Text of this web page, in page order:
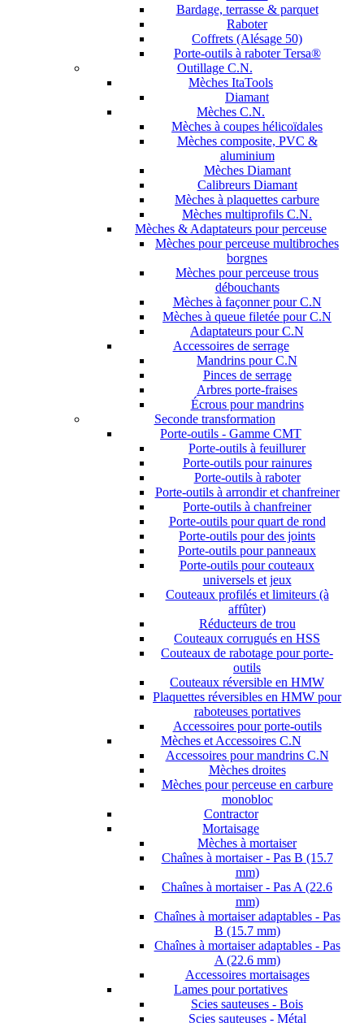
Bardage, terrasse & parquet
Raboter
Coffrets (Alésage 50)
Porte-outils à raboter Tersa®
Outillage C.N.
Mèches ItaTools
Diamant
Mèches C.N.
Mèches à coupes hélicoïdales
Mèches composite, PVC &
aluminium
Mèches Diamant
Calibreurs Diamant
Mèches à plaquettes carbure
Mèches multiprofils C.N.
Mèches & Adaptateurs pour perceuse
Mèches pour perceuse multibroches
borgnes
Mèches pour perceuse trous
débouchants
Mèches à façonner pour C.N
Mèches à queue filetée pour C.N
Adaptateurs pour C.N
Accessoires de serrage
Mandrins pour C.N
Pinces de serrage
Arbres porte-fraises
Écrous pour mandrins
Seconde transformation
Porte-outils - Gamme CMT
Porte-outils à feuillurer
Porte-outils pour rainures
Porte-outils à raboter
Porte-outils à arrondir et chanfreiner
Porte-outils à chanfreiner
Porte-outils pour quart de rond
Porte-outils pour des joints
Porte-outils pour panneaux
Porte-outils pour couteaux
universels et jeux
Couteaux profilés et limiteurs (à
affûter)
Réducteurs de trou
Couteaux corrugués en HSS
Couteaux de rabotage pour porte-
outils
Couteaux réversible en HMW
Plaquettes réversibles en HMW pour
raboteuses portatives
Accessoires pour porte-outils
Mèches et Accessoires C.N
Accessoires pour mandrins C.N
Mèches droites
Mèches pour perceuse en carbure
monobloc
Contractor
Mortaisage
Mèches à mortaiser
Chaînes à mortaiser - Pas B (15.7
mm)
Chaînes à mortaiser - Pas A (22.6
mm)
Chaînes à mortaiser adaptables - Pas
B (15.7 mm)
Chaînes à mortaiser adaptables - Pas
A (22.6 mm)
Accessoires mortaisages
Lames pour portatives
Scies sauteuses - Bois
Scies sauteuses - Métal